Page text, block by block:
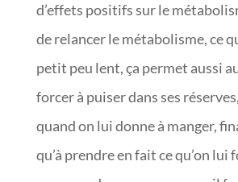
d’effets positifs sur le
de relancer le métabolisme, ce
petit peu lent, ça permet aussi
forcer à puiser dans ses
quand on lui donne à manger,
qu’à prendre en fait ce qu’on